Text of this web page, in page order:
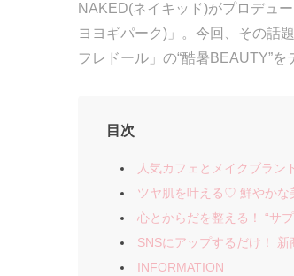
NAKED(ネイキッド)がプロデュ
ヨヨギパーク)」。今回、その話
フレドール」の“酷暑BEAUTY”
目次
人気カフェとメイクブラン
ツヤ肌を叶える♡ 鮮やかな
心とからだを整える！ “サ
SNSにアップするだけ！
INFORMATION